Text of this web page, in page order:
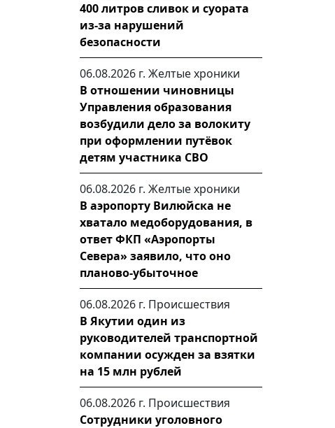
400 литров сливок и суората
из-за нарушений
безопасности
06.08.2026 г. Желтые хроники
В отношении чиновницы
Управления образования
возбудили дело за волокиту
при оформлении путёвок
детям участника СВО
06.08.2026 г. Желтые хроники
В аэропорту Вилюйска не
хватало медоборудования, в
ответ ФКП «Аэропорты
Севера» заявило, что оно
планово-убыточное
06.08.2026 г. Происшествия
В Якутии один из
руководителей транспортной
компании осужден за взятки
на 15 млн рублей
06.08.2026 г. Происшествия
Сотрудники уголовного